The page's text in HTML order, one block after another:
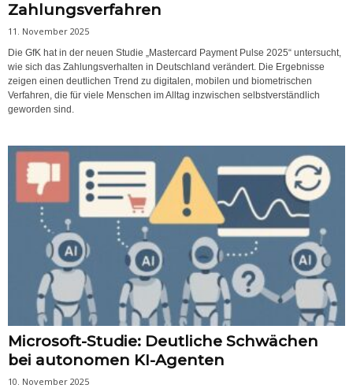
Zahlungsverfahren
11. November 2025
Die GfK hat in der neuen Studie „Mastercard Payment Pulse 2025“ untersucht,
wie sich das Zahlungsverhalten in Deutschland verändert. Die Ergebnisse
zeigen einen deutlichen Trend zu digitalen, mobilen und biometrischen
Verfahren, die für viele Menschen im Alltag inzwischen selbstverständlich
geworden sind.
Microsoft-Studie: Deutliche Schwächen
bei autonomen KI-Agenten
10. November 2025